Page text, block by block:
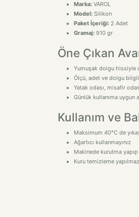
Marka: VAROL
Model: Silikon
Paket İçeriği: 2 Adet
Gramaj: 910 gr
Öne Çıkan
Yumuşak dolgu hissiyle
Ölçü, adet ve dolgu
Yatak odası, misafir
Günlük kullanıma uygun
Kullanım ve
Maksimum 40°C de
Ağartıcı kullanmayınız
Makinede kurutma
Kuru temizleme yapılmaz